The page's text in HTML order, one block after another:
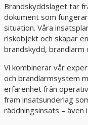
Brandskyddslaget tar
dokument som
situation. Våra
riskobjekt och skapar
brandskydd, brandlarm
Vi kombinerar vår
och brandlarmsystem
erfarenhet från
fram insatsunderlag
räddningsinsats –